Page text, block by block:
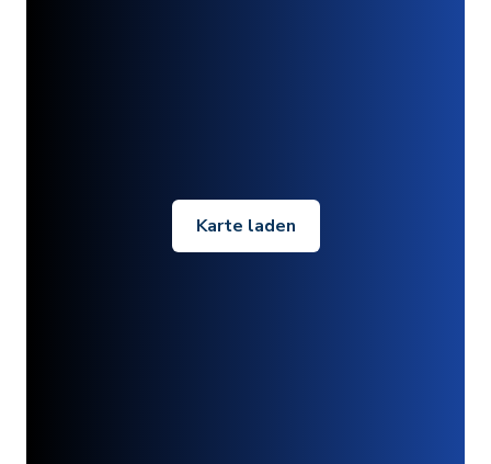
Karte laden